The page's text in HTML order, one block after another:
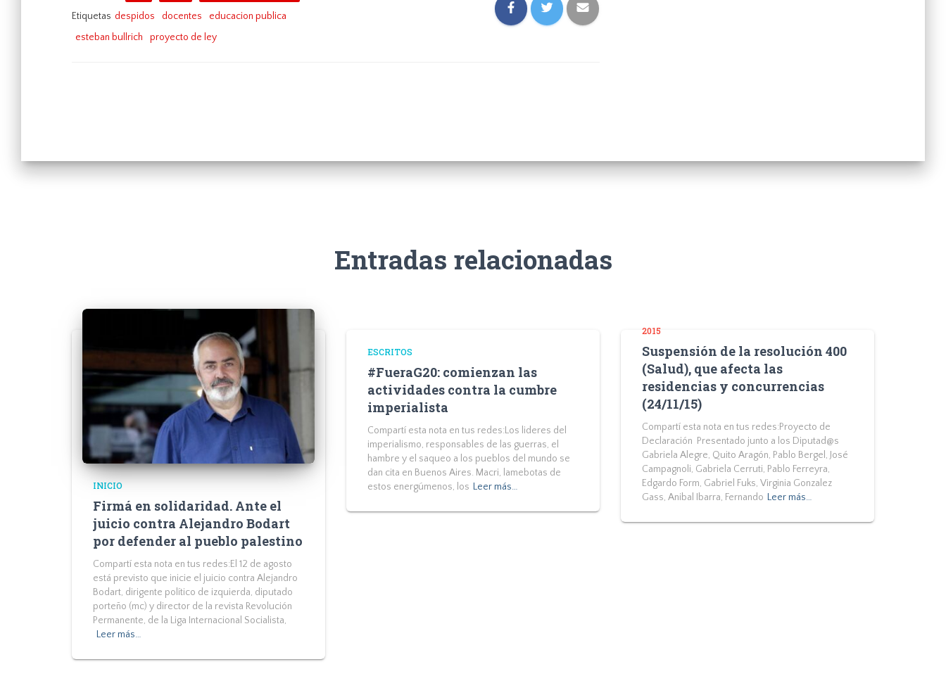
Etiquetas despidos docentes
educacion publica
esteban bullrich
proyecto de ley
Entradas relacionadas
INICIO
Firmá en solidaridad. Ante el
juicio contra Alejandro Bodart
por defender al pueblo palestino
Compartí esta nota en tus redes:El 12 de agosto
está previsto que inicie el juicio contra Alejandro
Bodart, dirigente político de izquierda, diputado
porteño (mc) y director de la revista Revolución
Permanente, de la Liga Internacional Socialista,
Leer más…
ESCRITOS
#FueraG20: comienzan las
actividades contra la cumbre
imperialista
Compartí esta nota en tus redes:Los lideres del
imperialismo, responsables de las guerras, el
hambre y el saqueo a los pueblos del mundo se
dan cita en Buenos Aires. Macri, lamebotas de
estos energúmenos, los Leer más…
2015
Suspensión de la resolución 400
(Salud), que afecta las
residencias y concurrencias
(24/11/15)
Compartí esta nota en tus redes:Proyecto de
Declaración Presentado junto a los Diputad@s
Gabriela Alegre, Quito Aragón, Pablo Bergel, José
Campagnoli, Gabriela Cerruti, Pablo Ferreyra,
Edgardo Form, Gabriel Fuks, Virginia Gonzalez
Gass, Anibal Ibarra, Fernando Leer más…